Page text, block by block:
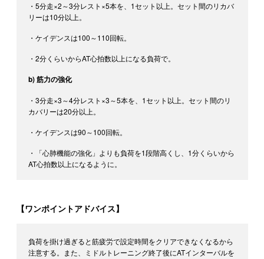
・5分走×2～3分レスト×5本を、1セット以上。セット間のリカバ
リーは10分以上。
・ケイデンスは100～110回転。
・2分くらいからAT心拍数以上になる負荷で。
b) 筋力の強化
・3分走×3～4分レスト×3～5本を、1セット以上。セット間のリ
カバリーは20分以上。
・ケイデンスは90～100回転。
・「心肺機能の強化」よりも負荷を1段階高くし、1分くらいから
AT心拍数以上になるように。
【ワンポイントアドバイス】
負荷を掛け過ぎると筋疲労で設定時間をクリアできなくなるから
注意する。また、ミドルトレーニング終了後にATインターバルを